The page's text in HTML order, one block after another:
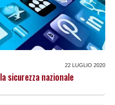
22 LUGLIO 2020
sicurezza nazionale